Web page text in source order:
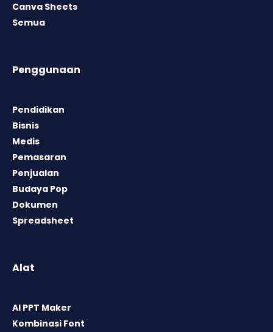
Canva Sheets
Semua
Penggunaan
Pendidikan
Bisnis
Medis
Pemasaran
Penjualan
Budaya Pop
Dokumen
Spreadsheet
Alat
AI PPT Maker
Kombinasi Font